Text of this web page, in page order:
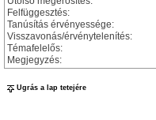
Felfüggesztés:
Tanúsítás érvényessége:
Visszavonás/érvénytelenítés:
Témafelelős:
Megjegyzés:
Ugrás a lap tetejére